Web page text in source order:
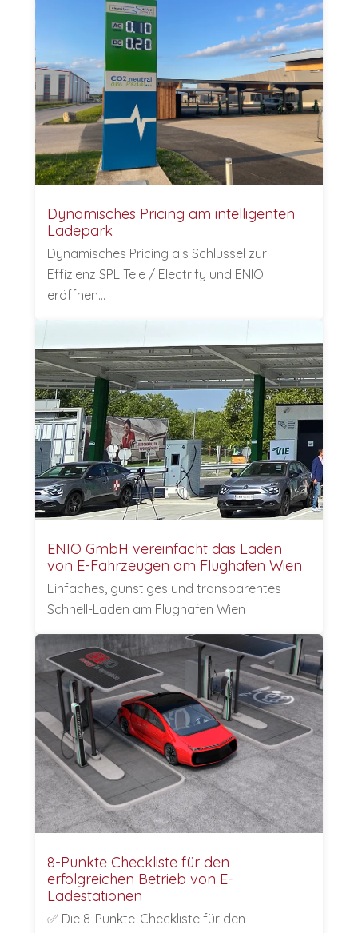
Dynamisches Pricing am intelligenten
Ladepark
Dynamisches Pricing als Schlüssel zur
Effizienz SPL Tele / Electrify und ENIO
eröffnen…
ENIO GmbH vereinfacht das Laden
von E-Fahrzeugen am Flughafen Wien
Einfaches, günstiges und transparentes
Schnell-Laden am Flughafen Wien
8-Punkte Checkliste für den
erfolgreichen Betrieb von E-
Ladestationen
✅ Die 8-Punkte-Checkliste für den